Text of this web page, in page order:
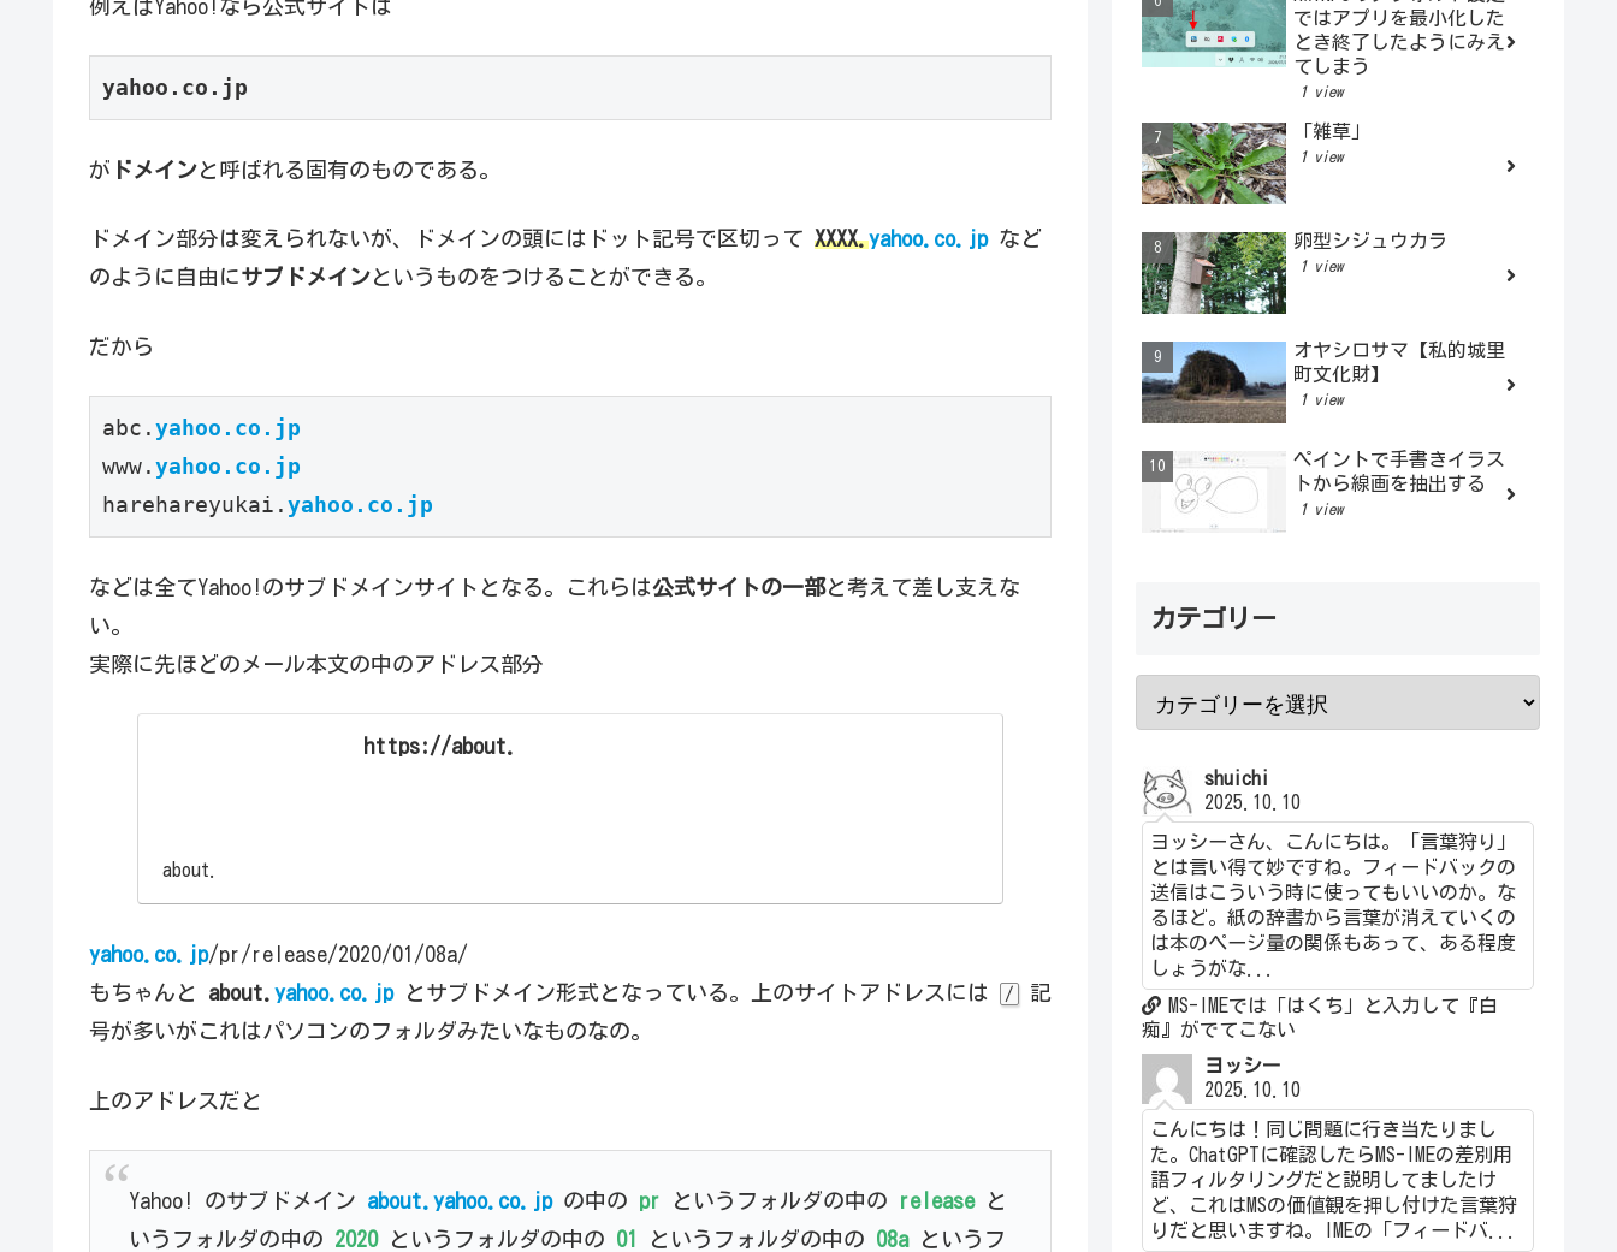
例えばYahoo!なら公式サイトは
yahoo.co.jp
が ドメインと呼ばれる固有のものである。
ドメイン部分は変えられないが、ドメインの頭にはドット記号で区切って XXXX.yahoo.co.jpなど
のように自由にサブドメインというものをつけることができる。
だから
abc.yahoo.co.jp
www.yahoo.co.jp
harehareyukai.yahoo.co.jp
などは全てYahoo!のサブドメインサイトとなる。これらは公式サイトの一部と考えて差し支えな
い。
実際に先ほどのメール本文の中のアドレス部分
https://about.
about.
yahoo.co.jp/pr/release/2020/01/08a/
もちゃんと
about. yahoo.co.jpとサブドメイン形式となっている。上のサイトアドレスには /
記
号が多いがこれはパソコンのフォルダみたいなものなの。
上のアドレスだと
Yahoo! のサブドメイン about.yahoo.co.jpの中の pr というフォルダの中の releaseと
いうフォルダの中の 2020というフォルダの中の 01 というフォルダの中の 08aというフ
ではアプリを最小化した
とき終了したようにみえ
てしまう
1 view
「雑草」
1 view
卵型シジュウカラ
1 view
オヤシロサマ【私的城里
町文化財】
1 view
ペイントで手書きイラス
トから線画を抽出する
1 view
カテゴリー
shuichi
2025.10.10
ヨッシーさん、こんにちは。「言葉狩り」
とは言い得て妙ですね。フィードバックの
送信はこういう時に使ってもいいのか。な
るほど。紙の辞書から言葉が消えていくの
は本のページ量の関係もあって、ある程度
しょうがな...
MS-IMEでは「はくち」と入力して『白
痴』がでてこない
ヨッシー
2025.10.10
こんにちは！同じ問題に行き当たりまし
た。ChatGPTに確認したらMS-IMEの差別用
語フィルタリングだと説明してましたけ
ど、これはMSの価値観を押し付けた言葉狩
りだと思いますね。IMEの「フィードバ...